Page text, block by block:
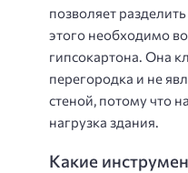
позволяет
этого необходимо
гипсокартона. Она
перегородка и не
стеной, потому что
нагрузка здания.
Какие